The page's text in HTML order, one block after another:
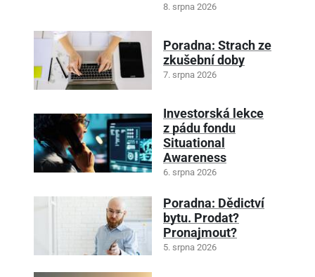
8. srpna 2026
Poradna: Strach ze
zkušební doby
7. srpna 2026
Investorská lekce
z pádu fondu
Situational
Awareness
6. srpna 2026
Poradna: Dědictví
bytu. Prodat?
Pronajmout?
5. srpna 2026